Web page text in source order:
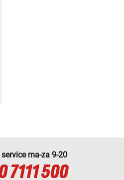
ma-za 9-20
7111 500